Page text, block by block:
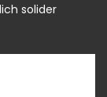
solider